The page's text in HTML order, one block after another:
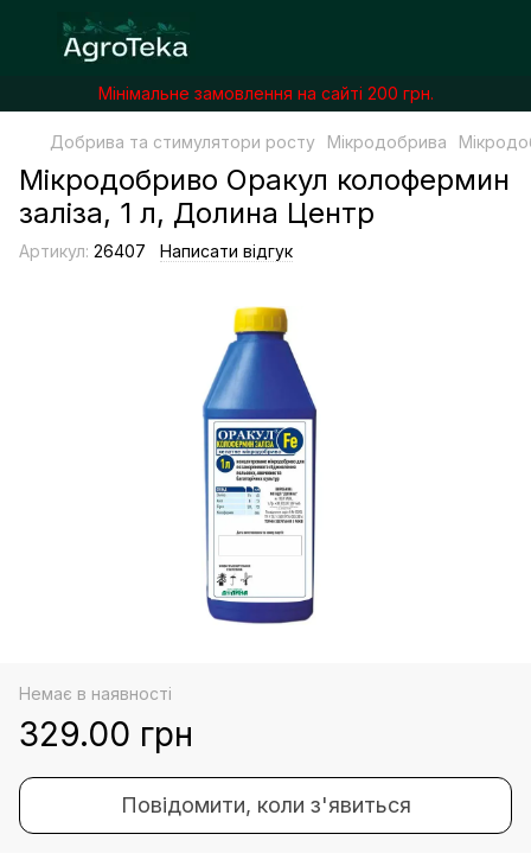
Мінімальне замовлення на сайті 200 грн.
Добрива та стимулятори росту Мікродобрива
Мікродобриво Оракул колофермин
заліза, 1 л, Долина Центр
Артикул: 26407 Написати відгук
Немає в наявності
329.00 грн
Повідомити, коли з'явиться